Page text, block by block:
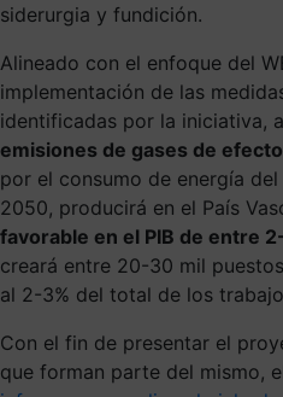
siderurgia y fundición.
Alineado con el enfoque del
implementación de las
identificadas por la iniciativa,
emisiones de gases de
por el consumo de energía
2050, producirá en el País
favorable en el PIB de entre
creará entre 20-30 mil
al 2-3% del total de los
Con el fin de presentar el
que forman parte del mismo,